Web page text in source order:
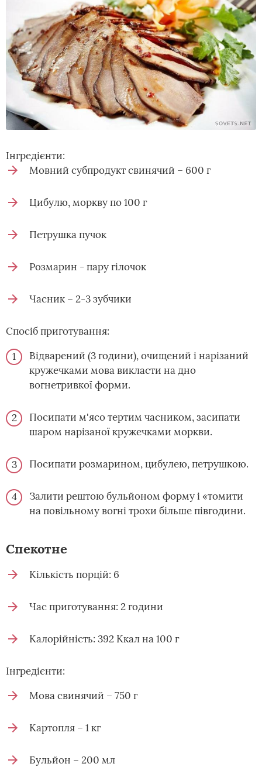
Інгредієнти:
Мовний субпродукт свинячий – 600 г
Цибулю, моркву по 100 г
Петрушка пучок
Розмарин - пару гілочок
Часник – 2-3 зубчики
Спосіб приготування:
Відварений (3 години), очищений і нарізаний
кружечками мова викласти на дно
вогнетривкої форми.
Посипати м'ясо тертим часником, засипати
шаром нарізаної кружечками моркви.
Посипати розмарином, цибулею, петрушкою.
Залити рештою бульйоном форму і «томити
на повільному вогні трохи більше півгодини.
Спекотне
Кількість порцій: 6
Час приготування: 2 години
Калорійність: 392 Ккал на 100 г
Інгредієнти:
Мова свинячий – 750 г
Картопля – 1 кг
Бульйон – 200 мл